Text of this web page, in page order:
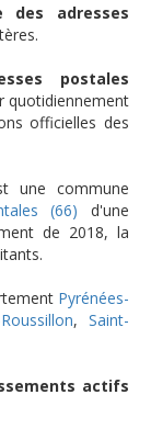
des adresses
postales
officielles des
une commune
(66) d'une
de 2018, la
Pyrénées-
,Saint-
actifs